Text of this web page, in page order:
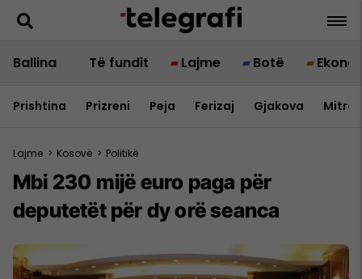
Ballina Të fundit Lajme Botë
Prishtina Prizreni Peja Ferizaj Gjakova
Lajme > Kosovë > Politikë
Mbi 230 mijë euro paga për
deputetët për dy orë seanca